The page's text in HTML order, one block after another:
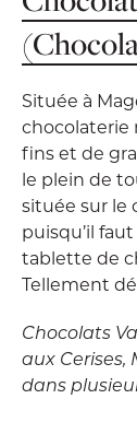
Située à
chocolaterie
fins et de
le plein de
située sur le
puisqu’il
tablette de
Tellement
Chocolats
aux Cerises,
dans